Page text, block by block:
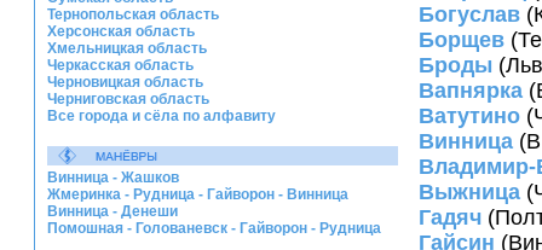
Тернопольская область
Херсонская область
Хмельницкая область
Черкасская область
Черновицкая область
Черниговская область
Все города и сёла по алфавиту
Винница - Жашков
Жмеринка - Рудница - Гайворон - Винница
Винница - Денеши
Помошная - Голованевск - Гайворон - Рудница
Богуслав
Борщев
Броды
Вапнярка
Ватутино
Винница
Выжница
Гадяч
Гайсин